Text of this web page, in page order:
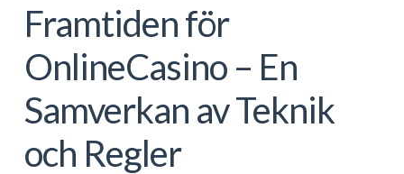
Framtiden för
OnlineCasino – En
Samverkan av Teknik
och Regler